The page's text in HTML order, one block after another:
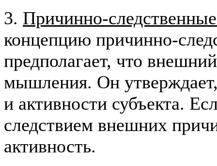
3. Причинно-
концепцию причинно-
предполагает, что
мышления. Он утверждает,
и активности субъекта.
следствием внешних
активность.